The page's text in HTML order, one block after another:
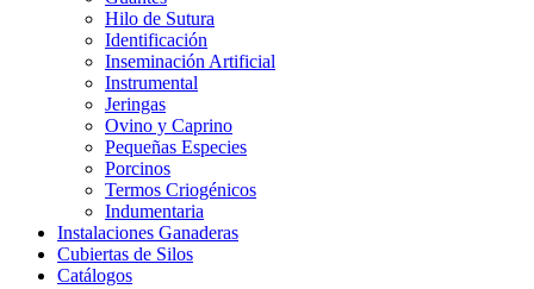
Hilo de Sutura
Identificación
Inseminación Artificial
Instrumental
Jeringas
Ovino y Caprino
Pequeñas Especies
Porcinos
Termos Criogénicos
Indumentaria
Instalaciones Ganaderas
Cubiertas de Silos
Catálogos